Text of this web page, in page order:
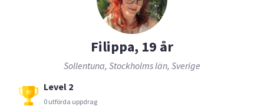
Filippa, 19 år
Sollentuna, Stockholms län, Sverige
Level 2
0 utförda uppdrag